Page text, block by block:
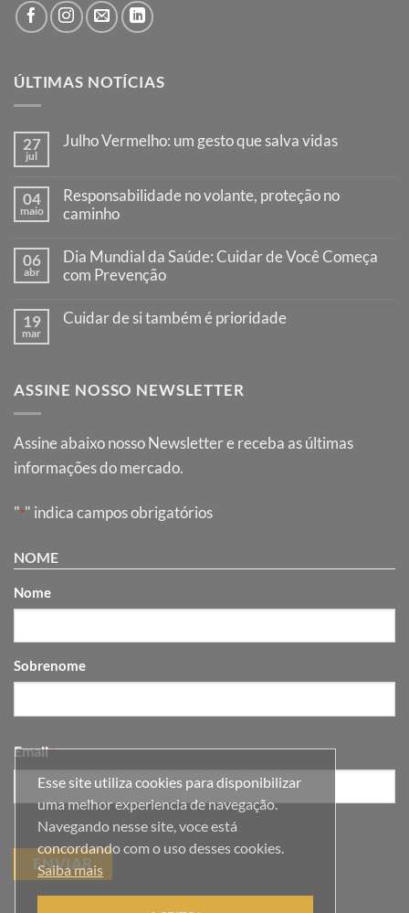
Esse site utiliza cookies para disponibilizar
uma melhor experiencia de navegação.
Navegando nesse site, voce está
concordando com o uso desses cookies.
Saiba mais
ÚLTIMAS NOTÍCIAS
27
jul
Julho Vermelho: um gesto que salva vidas
Julho
Vermelho:
um
que
salva
vidas
04
maio
Responsabilidade no volante, proteção no
caminho
em
Responsabilidade
no
proteção
no
06
abr
Dia Mundial da Saúde: Cuidar de Você Começa
com Prevenção
em
Cuidar
de
com
Prevenção
19
mar
Cuidar de si também é prioridade
de
prioridade
ASSINE NOSSO NEWSLETTER
Assine abaixo nosso Newsletter e receba as últimas
informações do mercado.
"*" indica campos obrigatórios
NOME
Nome
Sobrenome
Email *